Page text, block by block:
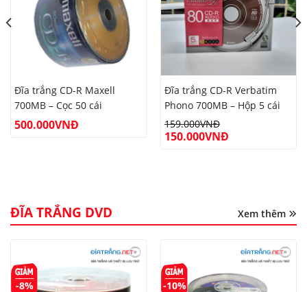
Đĩa trắng CD-R Maxell
700MB – Cọc 50 cái
500.000VNĐ
Đĩa trắng CD-R Verbatim
Phono 700MB – Hộp 5 cái
159.000VNĐ
150.000VNĐ
ĐĨA TRẮNG DVD Xem thêm
-8% -10%